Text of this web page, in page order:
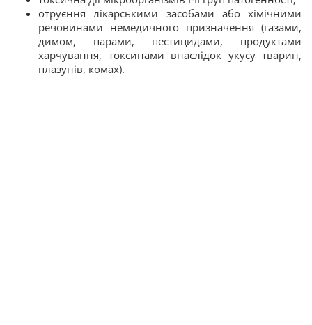
отруєння лікарськими засобами або хімічними
речовинами немедичного призначення (газами,
димом, парами, пестицидами, продуктами
харчування, токсинами внаслідок укусу тварин,
плазунів, комах).